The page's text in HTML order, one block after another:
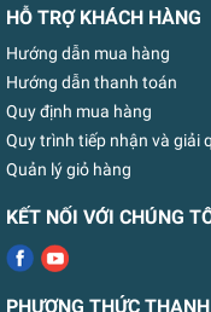
HỖ TRỢ KHÁCH HÀNG
Hướng dẫn mua hàng
Hướng dẫn thanh toán
Quy định mua hàng
Quy trình tiếp nhận và giải
Quản lý giỏ hàng
KẾT NỐI VỚI CHÚNG
PHƯƠNG THỨC